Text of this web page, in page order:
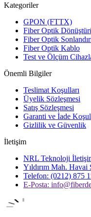
Kategoriler
GPON (FTTX)
Fiber Optik
Fiber Optik
Fiber Optik Kablo
Test ve Ölçüm
Önemli Bilgiler
Teslimat Koşulları
Üyelik Sözleşmesi
Satış Sözleşmesi
Garanti ve İade
Gizlilik ve Güvenlik
İletişim
NRL Teknoloji
Yıldırım Mah.
Telefon: (0212) 875
E-Posta: